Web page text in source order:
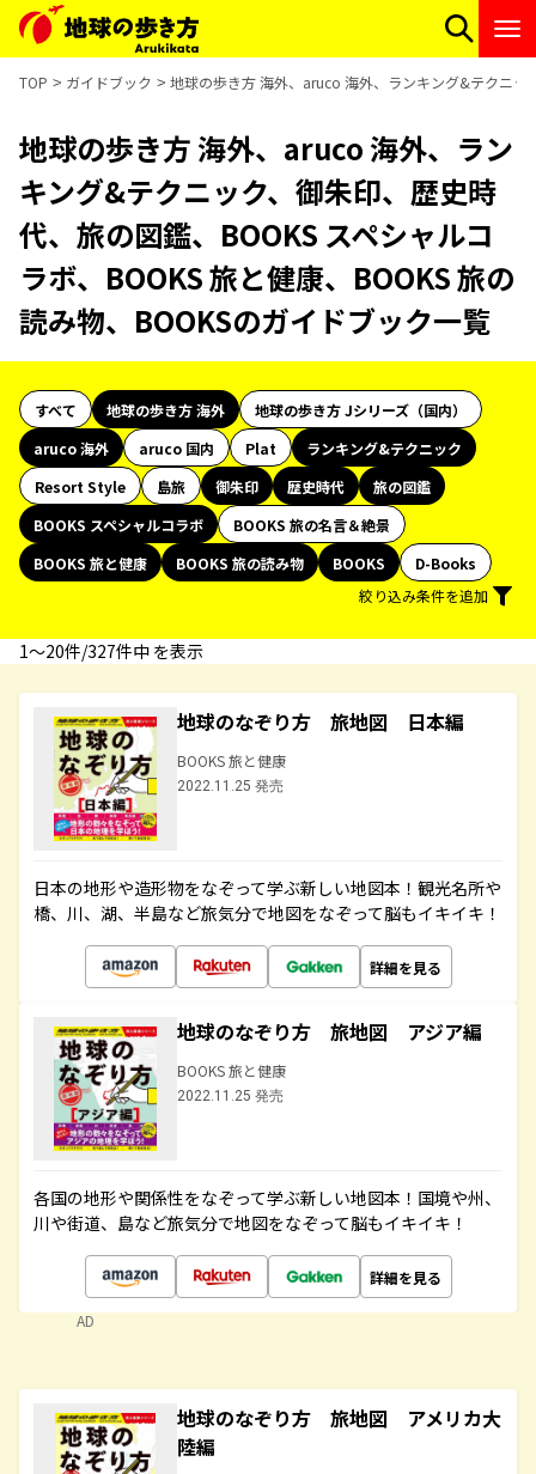
TOP ガイドブック 地球の歩き方 海外、aruco 海外、ランキング&テクニッ
地球の歩き方 海外、aruco 海外、ラン
キング&テクニック、御朱印、歴史時
代、旅の図鑑、BOOKS スペシャルコ
ラボ、BOOKS 旅と健康、BOOKS 旅の
読み物、BOOKSのガイドブック一覧
すべて 地球の歩き方 海外
地球の歩き方 Jシリーズ（国内）
aruco 海外
aruco 国内 Plat
ランキング&テクニック
Resort Style
島旅 御朱印 歴史時代
旅の図鑑
BOOKS スペシャルコラボ
BOOKS 旅の名言＆絶景
BOOKS 旅と健康
BOOKS 旅の読み物 BOOKS
D-Books
絞り込み条件を追加
1〜20件/327件中 を表示
地球のなぞり方 旅地図 日本編
BOOKS 旅と健康
2022.11.25 発売
日本の地形や造形物をなぞって学ぶ新しい地図本！観光名所や
橋、川、湖、半島など旅気分で地図をなぞって脳もイキイキ！
詳細を見る
地球のなぞり方 旅地図 アジア編
BOOKS 旅と健康
2022.11.25 発売
各国の地形や関係性をなぞって学ぶ新しい地図本！国境や州、
川や街道、島など旅気分で地図をなぞって脳もイキイキ！
詳細を見る
AD
地球のなぞり方 旅地図 アメリカ大
陸編